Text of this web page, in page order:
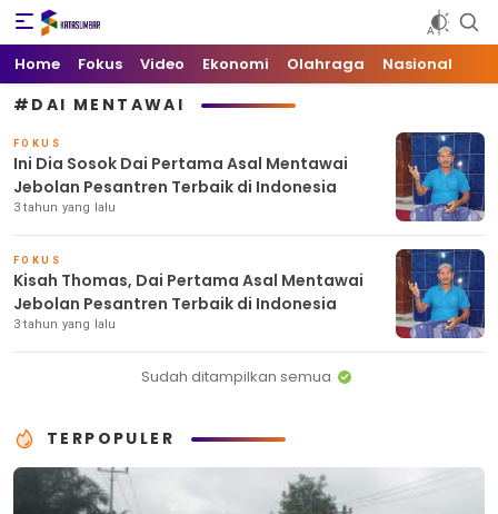
Kata Sumbar
Berita Sumbar Hari Ini
Home Fokus Video Ekonomi Olahraga Nasional
#DAI MENTAWAI
FOKUS
Ini Dia Sosok Dai Pertama Asal Mentawai
Jebolan Pesantren Terbaik di Indonesia
3 tahun yang lalu
FOKUS
Kisah Thomas, Dai Pertama Asal Mentawai
Jebolan Pesantren Terbaik di Indonesia
3 tahun yang lalu
Sudah ditampilkan semua
TERPOPULER